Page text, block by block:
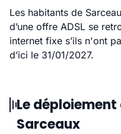
Les habitants de
d’une offre ADSL se
internet fixe s’ils n'ont
d’ici le 31/01/2027.
Le
Sarceaux